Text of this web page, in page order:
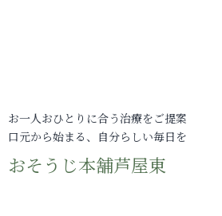
お一人おひとりに合う治療をご提案
口元から始まる、自分らしい毎日を
おそうじ本舗芦屋東